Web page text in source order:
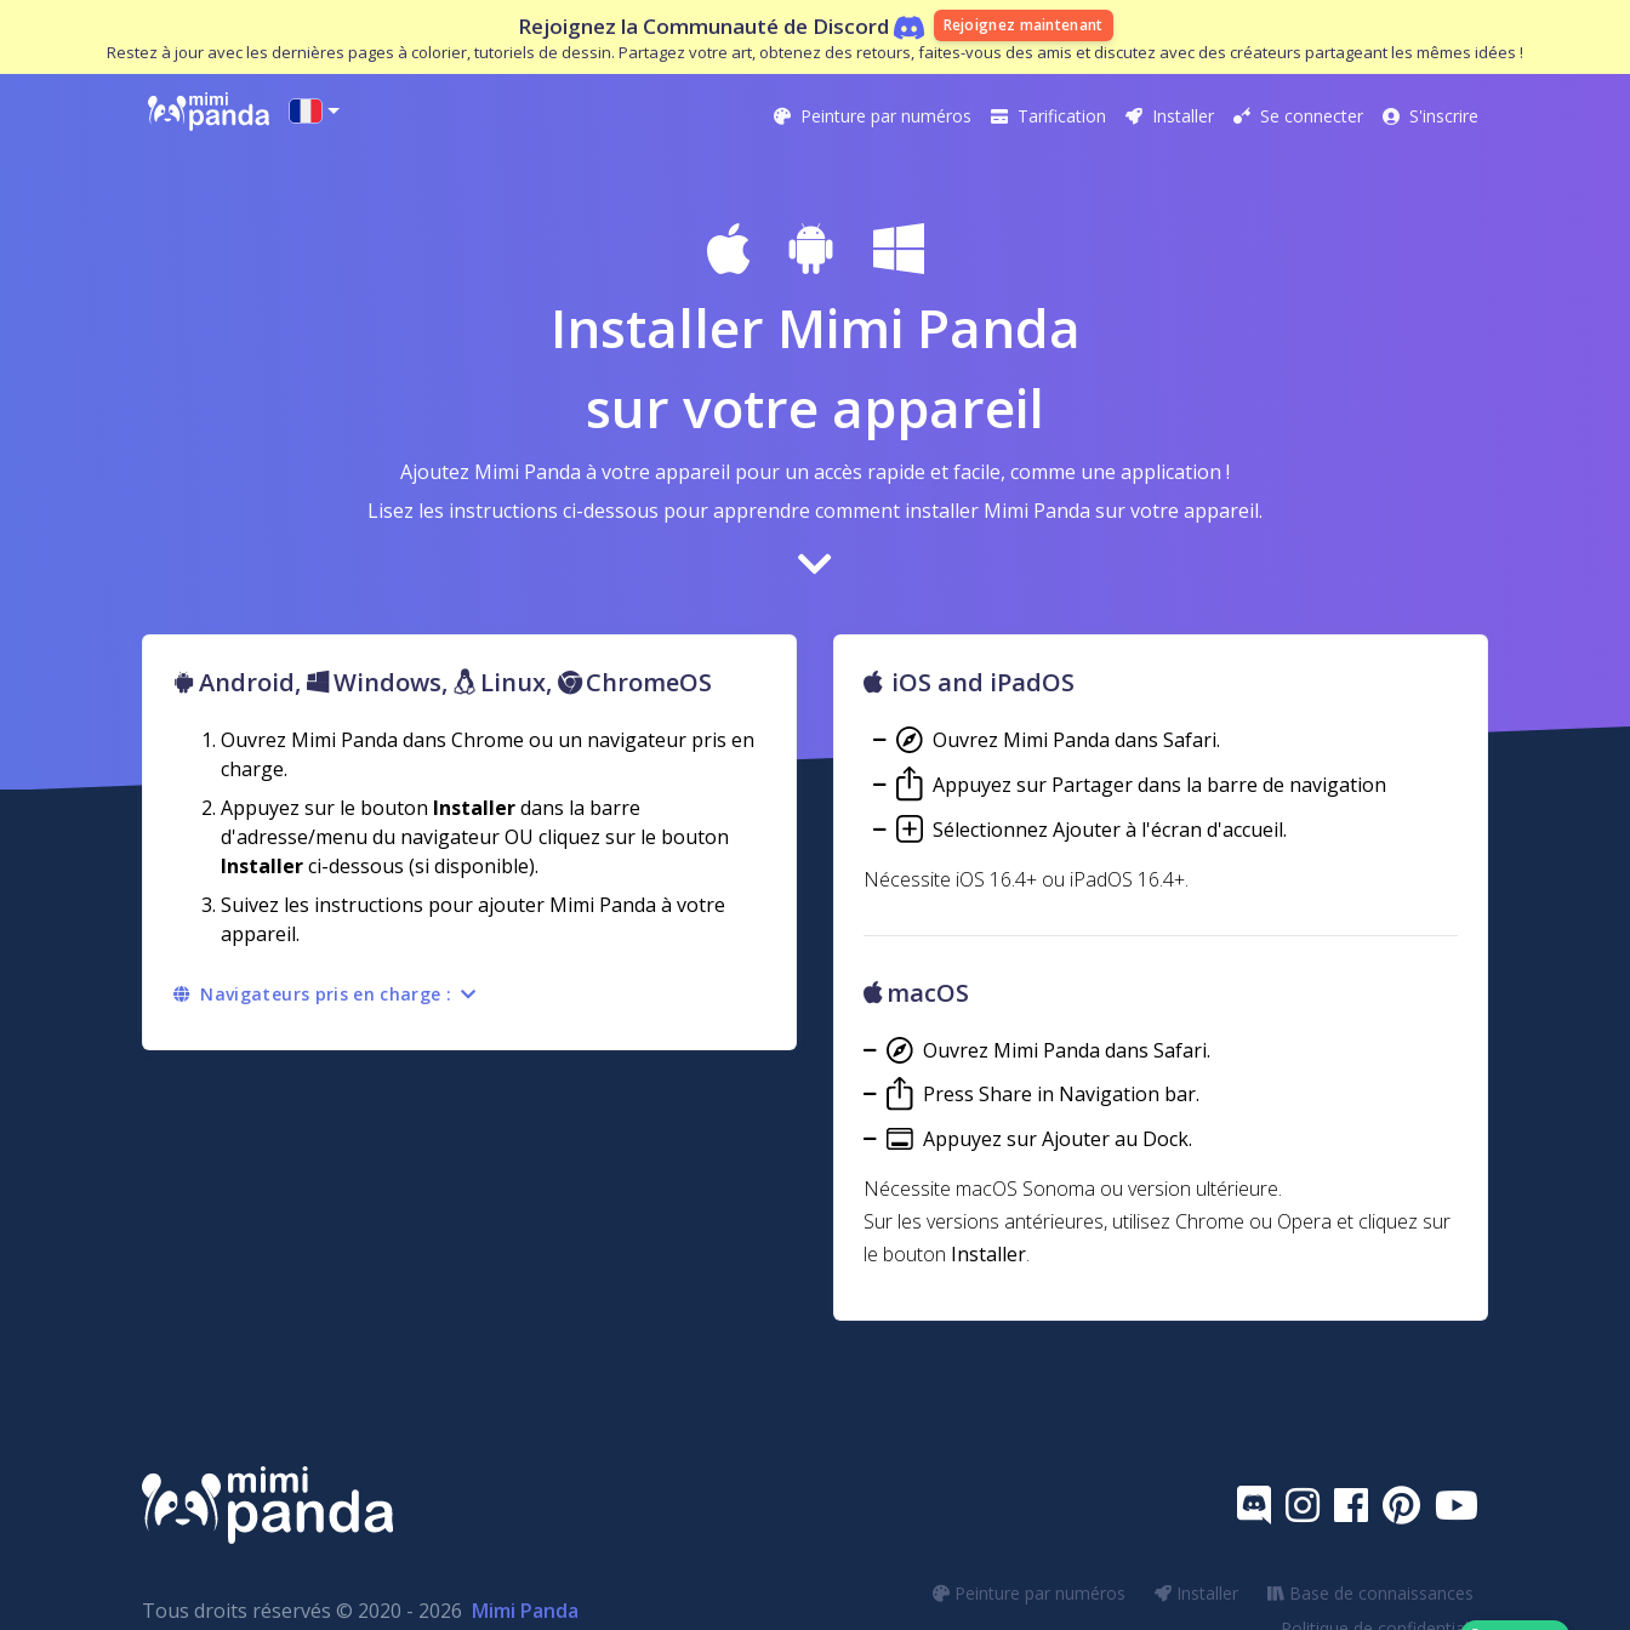
Rejoignez la Communauté de Discord Rejoignez maintenant
Restez à jour avec les dernières pages à colorier, tutoriels de dessin. Partagez votre art, obtenez des retours, faites-vous des amis et discutez avec des créateurs partageant les mêmes idées !
Peinture par numéros Tarification Installer Se connecter S'inscrire
Installer Mimi Panda
sur votre appareil
Ajoutez Mimi Panda à votre appareil pour un accès rapide et facile, comme une application !
Lisez les instructions ci-dessous pour apprendre comment installer Mimi Panda sur votre appareil.
Android, Windows, Linux, ChromeOS
Ouvrez Mimi Panda dans Chrome ou un navigateur pris en
charge.
Appuyez sur le bouton Installerdans la barre
d'adresse/menu du navigateur OU cliquez sur le bouton
Installerci-dessous (si disponible).
Suivez les instructions pour ajouter Mimi Panda à votre
appareil.
Navigateurs pris en charge :
iOS and iPadOS
Ouvrez Mimi Panda dans Safari.
Appuyez sur Partager dans la barre de navigation
Sélectionnez Ajouter à l'écran d'accueil.
Nécessite iOS 16.4+ ou iPadOS 16.4+.
macOS
Ouvrez Mimi Panda dans Safari.
Press Share in Navigation bar.
Appuyez sur Ajouter au Dock.
Nécessite macOS Sonoma ou version ultérieure.
Sur les versions antérieures, utilisez Chrome ou Opera et cliquez sur
le bouton Installer.
Tous droits réservés © 2020 - 2026 Mimi Panda
Peinture par numéros Installer
Base de connaissances